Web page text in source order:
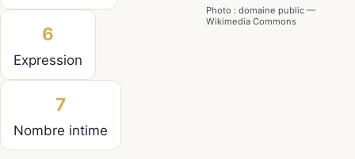
Photo : domaine public —
Wikimedia Commons
6
Expression
7
Nombre intime